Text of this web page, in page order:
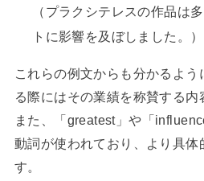
（プラクシテレスの作品は
トに影響を及ぼしました。）
これらの例文からも分かるよ
る際にはその業績を称賛する内
また、「greatest」や「
動詞が使われており、より具体
す。